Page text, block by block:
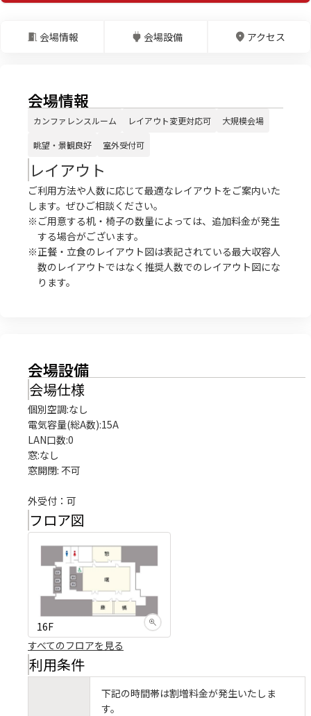
会場情報 会場設備 アクセス
会場情報
カンファレンスルーム レイアウト変更対応可 大規模会場
眺望・景観良好 室外受付可
レイアウト
ご利用方法や人数に応じて最適なレイアウトをご案内いた
します。ぜひご相談ください。
※ご用意する机・椅子の数量によっては、追加料金が発生
する場合がございます。
※正餐・立食のレイアウト図は表記されている最大収容人
数のレイアウトではなく推奨人数でのレイアウト図にな
ります。
会場設備
会場仕様
個別空調:なし
電気容量(総A数):15A
LAN口数:0
窓:なし
窓開閉: 不可
外受付：可
フロア図
16F
すべてのフロアを見る
利用条件
下記の時間帯は割増料金が発生いたしま
す。